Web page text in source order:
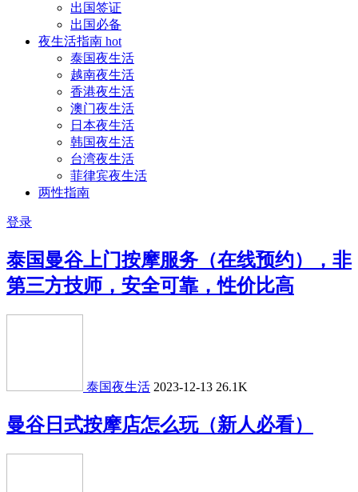
出国签证
出国必备
夜生活指南 hot
泰国夜生活
越南夜生活
香港夜生活
澳门夜生活
日本夜生活
韩国夜生活
台湾夜生活
菲律宾夜生活
两性指南
登录
泰国曼谷上门按摩服务（在线预约），非
第三方技师，安全可靠，性价比高
泰国夜生活 2023-12-13 26.1K
曼谷日式按摩店怎么玩（新人必看）